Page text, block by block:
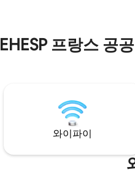
EHESP 프랑스 공
와이파이